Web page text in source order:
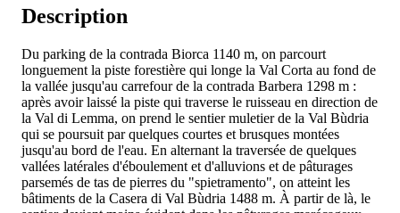
Description
Du parking de la contrada Biorca 1140 m, on parcourt
longuement la piste forestière qui longe la Val Corta au fond de
la vallée jusqu'au carrefour de la contrada Barbera 1298 m :
après avoir laissé la piste qui traverse le ruisseau en direction de
la Val di Lemma, on prend le sentier muletier de la Val Bùdria
qui se poursuit par quelques courtes et brusques montées
jusqu'au bord de l'eau. En alternant la traversée de quelques
vallées latérales d'éboulement et d'alluvions et de pâturages
parsemés de tas de pierres du "spietramento", on atteint les
bâtiments de la Casera di Val Bùdria 1488 m. À partir de là, le